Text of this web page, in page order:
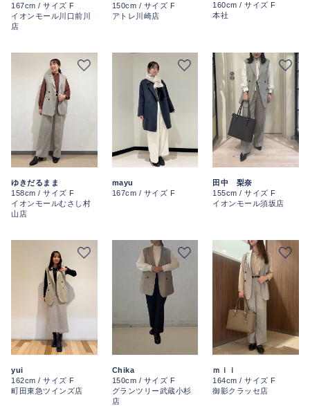
167cm / サイズ F
イオンモール川口前川
店
150cm / サイズ F
アトレ川崎店
160cm / サイズ F
本社
ゆきだるまま
158cm / サイズ F
イオンモールむさし村
山店
mayu
167cm / サイズ F
田中 梨奈
155cm / サイズ F
イオンモール須坂店
yui
162cm / サイズ F
町田東急ツインズ店
Chika
150cm / サイズ F
グランツリー武蔵小杉
店
ｍｉｉ
164cm / サイズ F
御影クラッセ店